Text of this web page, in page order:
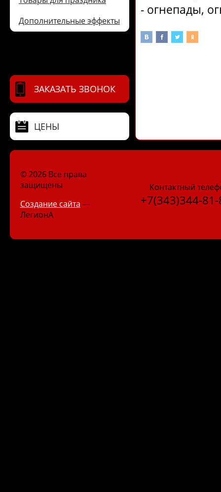
Дополнительные эффекты
ЗАКАЗАТЬ ЗВОНОК
ЦЕНЫ
- огнепады,
© 2026 Все права
защищены
Создание сайта —
ЛегионА
Контактный
+7(343)344-